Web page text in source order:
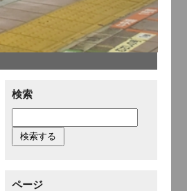
検索
ページ